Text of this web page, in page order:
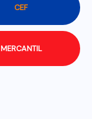
CEF
MERCANTIL